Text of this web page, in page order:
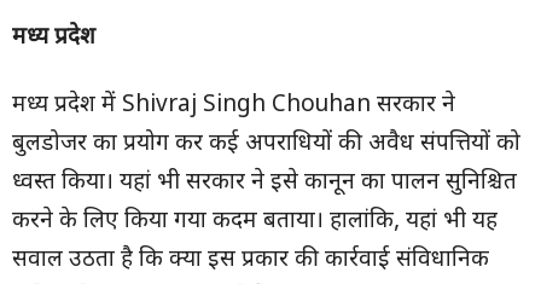
मध्य प्रदेश
मध्य प्रदेश में Shivraj Singh Chouhan सरकार ने
बुलडोजर का प्रयोग कर कई अपराधियों की अवैध संपत्तियों को
ध्वस्त किया। यहां भी सरकार ने इसे कानून का पालन सुनिश्चित
करने के लिए किया गया कदम बताया। हालांकि, यहां भी यह
सवाल उठता है कि क्या इस प्रकार की कार्रवाई संविधानिक